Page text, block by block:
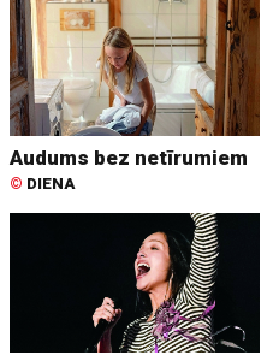
Audums bez netīrumiem
© DIENA